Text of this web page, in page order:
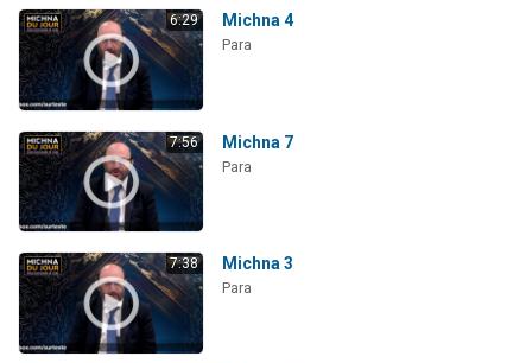
6:29 Michna 4
Para
7:56 Michna 7
Para
7:38 Michna 3
Para